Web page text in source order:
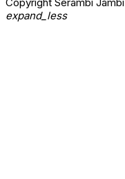
expand_less